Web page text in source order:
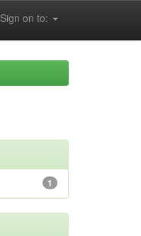
Sign on to:
1